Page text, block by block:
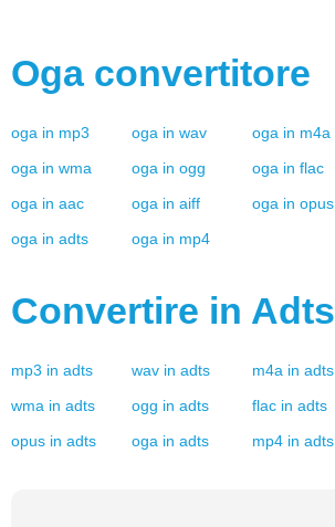
Oga convertitore
oga in mp3 oga in wav oga in m4a
oga in wma oga in ogg oga in flac
oga in aac oga in aiff oga in opus
oga in adts oga in mp4
Convertire in Adts
mp3 in adts wav in adts m4a in adts
wma in adts ogg in adts flac in adts
opus in adts oga in adts mp4 in adts